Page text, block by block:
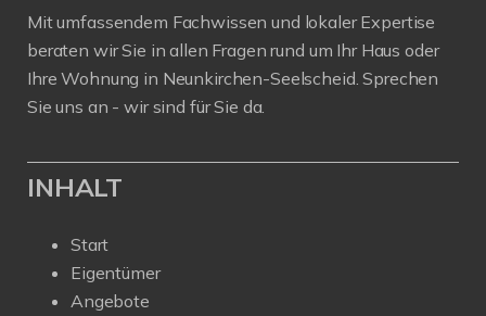
Mit umfassendem Fachwissen und lokaler Expertise
beraten wir Sie in allen Fragen rund um Ihr Haus oder
Ihre Wohnung in Neunkirchen-Seelscheid. Sprechen
Sie uns an - wir sind für Sie da.
INHALT
Start
Eigentümer
Angebote